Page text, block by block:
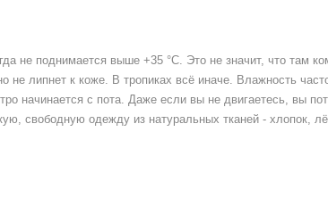
не поднимается выше +35 °C. Это не значит, что там
не липнет к коже. В тропиках всё иначе. Влажность
начинается с пота. Даже если вы не двигаетесь, вы
свободную одежду из натуральных тканей - хлопок,